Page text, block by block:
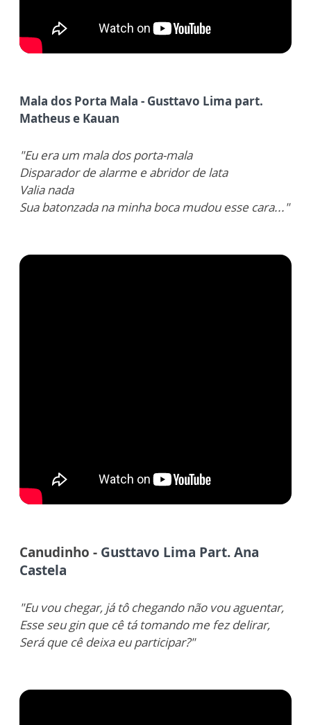
Mala dos Porta Mala - Gusttavo Lima part.
Matheus e Kauan
"Eu era um mala dos porta-mala
Disparador de alarme e abridor de lata
Valia nada
Sua batonzada na minha boca mudou esse cara..."
Canudinho - Gusttavo Lima Part. Ana
Castela
"Eu vou chegar, já tô chegando não vou aguentar,
Esse seu gin que cê tá tomando me fez delirar,
Será que cê deixa eu participar?"